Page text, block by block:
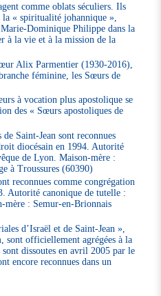
comme oblats séculiers. Ils
la « spiritualité johannique »,
Dominique Philippe dans la
à la vie et à la mission de la
Alix Parmentier (1930-2016),
féminine, les Sœurs de
à vocation plus apostolique se
des « Sœurs apostoliques de
Saint-Jean sont reconnues
diocésain en 1994. Autorité
de Lyon. Maison-mère :
à Troussures (60390)
reconnues comme congrégation
Autorité canonique de tutelle :
mère : Semur-en-Brionnais
d’Israël et de Saint-Jean »,
sont officiellement agrégées à la
dissoutes en avril 2005 par le
encore reconnues dans un